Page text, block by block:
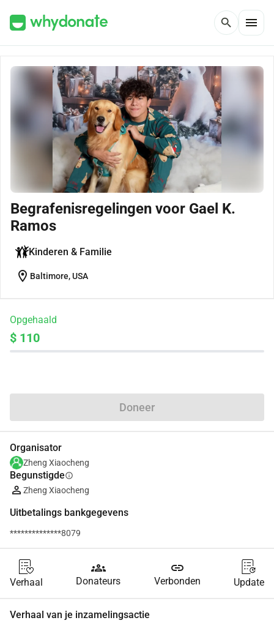
search menu
Begrafenisregelingen voor Gael K.
Ramos
Kinderen & Familie
location_on Baltimore, USA
Opgehaald
$ 110
Doneer
Organisator
Zheng Xiaocheng
Begunstigdeinfo
Zheng Xiaocheng
Uitbetalings bankgegevens
**************8079
Verhaal
groups
Donateurs
link
Verbonden Update
Verhaal van je inzamelingsactie